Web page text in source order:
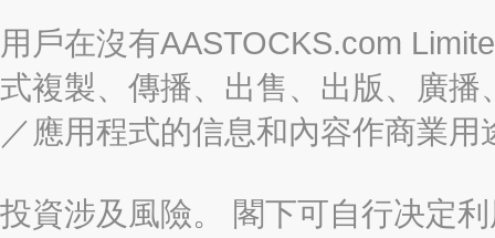
用戶在沒有AASTOCKS.com
式複製、傳播、出售、出版、廣
／應用程式的信息和內容作商業用
投資涉及風險。 閣下可自行决定